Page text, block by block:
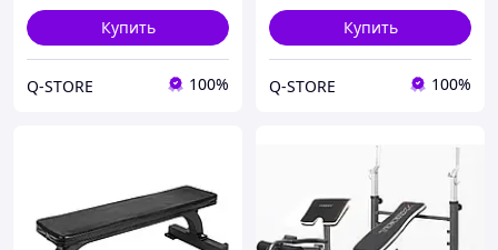
Купить
Q-STORE 100%
Купить
Q-STORE 100%